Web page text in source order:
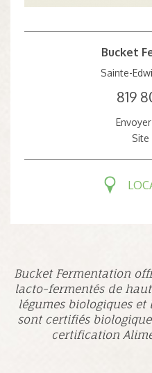
Bucket
Sainte-
819
Site
Bucket Fermentation
lacto-fermentés de
légumes biologiques
sont certifiés
certification